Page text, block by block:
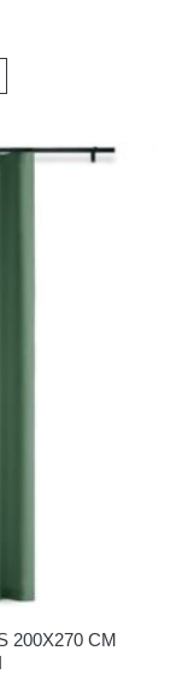
200X270 CM